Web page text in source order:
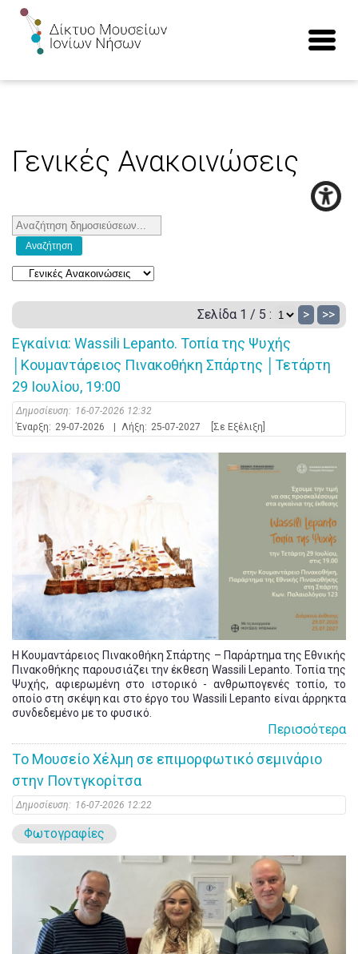
Γενικές Ανακοινώσεις
Σελίδα 1 / 5 : > >>
Εγκαίνια: Wassili Lepanto. Τοπία της Ψυχής
│Κουμαντάρειος Πινακοθήκη Σπάρτης │Τετάρτη
29 Ιουλίου, 19:00
Δημοσίευση: 16-07-2026 12:32
Έναρξη: 29-07-2026 Λήξη: 25-07-2027 [Σε Εξέλιξη]
Η Κουμαντάρειος Πινακοθήκη Σπάρτης – Παράρτημα της Εθνικής
Πινακοθήκης παρουσιάζει την έκθεση Wassili Lepanto. Τοπία της
Ψυχής, αφιερωμένη στο ιστορικό - ανθρωπογενές τοπίο, το
οποίο στη σκέψη και στο έργο του Wassili Lepanto είναι άρρηκτα
συνδεδεμένο με το φυσικό.
Περισσότερα
Tο Μουσείο Χέλμη σε επιμορφωτικό σεμινάριο
στην Ποντγκορίτσα
Δημοσίευση: 16-07-2026 12:22
Φωτογραφίες